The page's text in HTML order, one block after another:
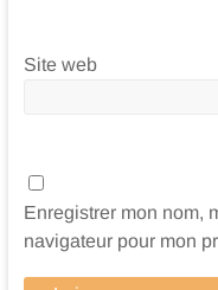
Site web
Enregistrer mon nom,
navigateur pour mon